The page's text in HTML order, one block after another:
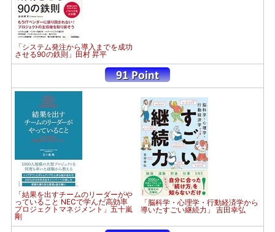
「システム発注から導入までを成功
させる90の鉄則」田村 昇平
「結果を出すチームのリーダーがや
っていること NECで学んだ高効率
プロジェクトマネジメント」五十嵐
剛
「脳科学・心理学・行動経済学から
導いたすごい継続力」 吉田幸弘